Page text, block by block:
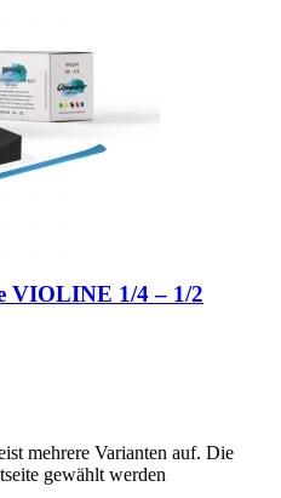
VIOLINE 1/4 – 1/2
mehrere Varianten auf. Die
gewählt werden